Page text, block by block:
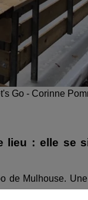
Go - Corinne
lieu : elle se
de Mulhouse.